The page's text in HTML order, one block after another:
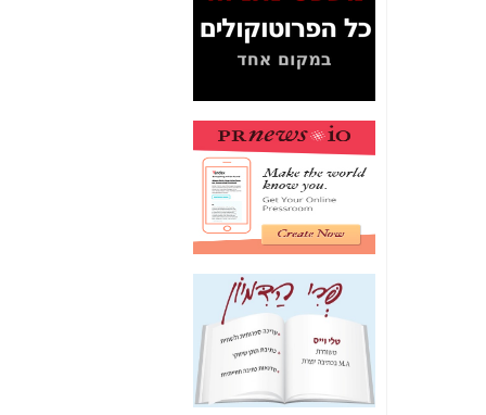
לאיש הלא נכון! -כאן
עובדות ומסמכים
האם ביבי כשר
תקשורת עזר לקב'
בזק? -כאן
מה מקור ה-Fake
News שהביא לתפירת
תיק לביבי והעלמת
החשודים הנכונים -כאן
אחת הרגליים של "תיק
4000 התפור"
התמוטטה היום
בניצחון (כפול) של בזק
-
כאן
איך כתבות מפנקות